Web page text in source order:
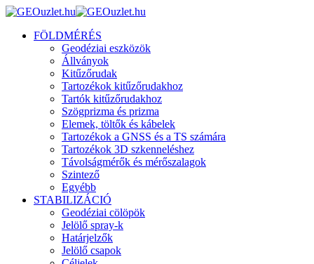
FÖLDMÉRÉS
Geodéziai eszközök
Állványok
Kitűzőrudak
Tartozékok kitűzőrudakhoz
Tartók kitűzőrudakhoz
Szögprizma és prizma
Elemek, töltők és kábelek
Tartozékok a GNSS és a TS számára
Tartozékok 3D szkenneléshez
Távolságmérők és mérőszalagok
Szintező
Egyébb
STABILIZÁCIÓ
Geodéziai cölöpök
Jelölő spray-k
Határjelzők
Jelölő csapok